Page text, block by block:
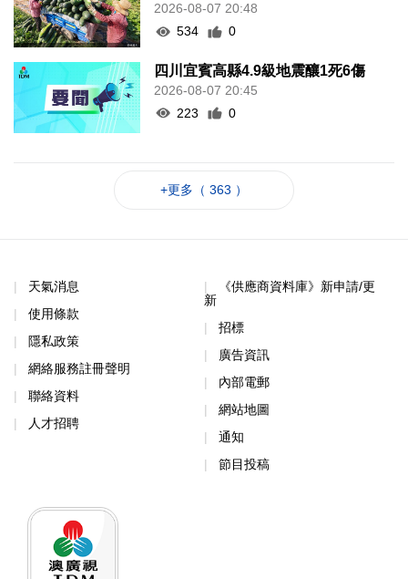
2026-08-07 20:48
534
0
四川宜賓高縣4.9級地震釀1死6傷
2026-08-07 20:45
223
0
+更多（ 363 ）
天氣消息
使用條款
隱私政策
網絡服務註冊聲明
聯絡資料
人才招聘
《供應商資料庫》新申請/更
新
招標
廣告資訊
內部電郵
網站地圖
通知
節目投稿